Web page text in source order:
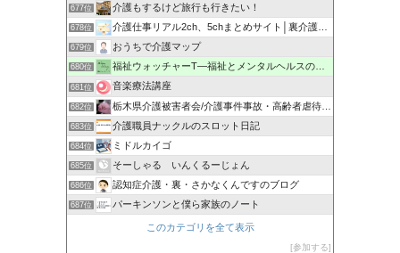
677位 介護もするけど旅行も行きたい！
678位 介護仕事リアル2ch、5chまとめサイト│裏介護まとめ速報
679位 おうちで介護マップ
680位 福祉ウォッチャーT―福祉とメンタルヘルスの解説・研究ブログ
681位 音楽療法講座
682位 栃木県介護被害者会/介護事件事故・高齢者虐待・告発
683位 介護職員ナックルのスロット日記
684位 ミドルカイゴ
685位 そーしゃる いんくるーじょん
686位 認知症介護・裏・さかなくんですのブログ
687位 パーキンソンと僕ら家族のノート
このカテゴリを全て表示
参加する